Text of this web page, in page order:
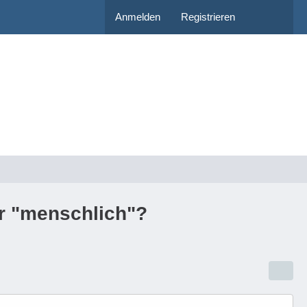
Anmelden Registrieren
"menschlich"?